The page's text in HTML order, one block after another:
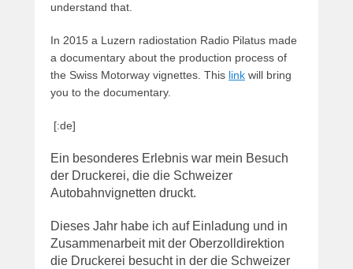
understand that.
In 2015 a Luzern radiostation Radio Pilatus made
a documentary about the production process of
the Swiss Motorway vignettes. This link will bring
you to the documentary.
[:de]
Ein besonderes Erlebnis war mein Besuch
der Druckerei, die die Schweizer
Autobahnvignetten druckt.
Dieses Jahr habe ich auf Einladung und in
Zusammenarbeit mit der Oberzolldirektion
die Druckerei besucht in der die Schweizer